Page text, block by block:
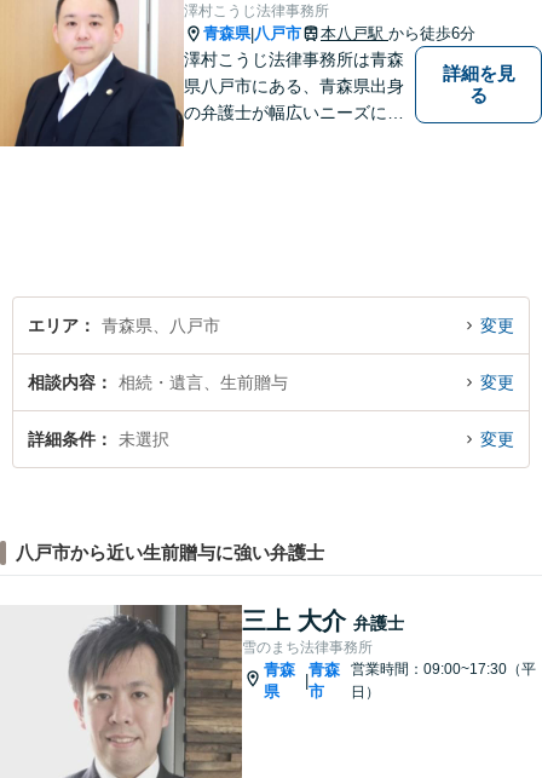
澤村こうじ法律事務所
青森県|八戸市 本八戸駅 から徒歩6分
澤村こうじ法律事務所は青森
県八戸市にある、青森県出身
の弁護士が幅広いニーズにお
詳細を見
る
エリア 青森県、八戸市 変更
相談内容 相続・遺言、生前贈与 変更
詳細条件 未選択 変更
八戸市から近い生前贈与に強い弁護士
三上 大介 弁護士
雪のまち法律事務所
青森
県
|
青森
市
営業時間：09:00~17:30（平
日）